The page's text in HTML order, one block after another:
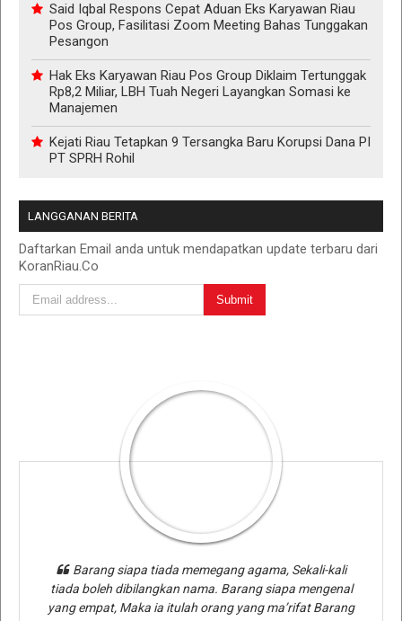
Said Iqbal Respons Cepat Aduan Eks Karyawan Riau
Pos Group, Fasilitasi Zoom Meeting Bahas Tunggakan
Pesangon
Hak Eks Karyawan Riau Pos Group Diklaim Tertunggak
Rp8,2 Miliar, LBH Tuah Negeri Layangkan Somasi ke
Manajemen
Kejati Riau Tetapkan 9 Tersangka Baru Korupsi Dana PI
PT SPRH Rohil
LANGGANAN BERITA
Daftarkan Email anda untuk mendapatkan update terbaru dari
KoranRiau.Co
Barang siapa tiada memegang agama, Sekali-kali
tiada boleh dibilangkan nama. Barang siapa mengenal
yang empat, Maka ia itulah orang yang ma’rifat Barang